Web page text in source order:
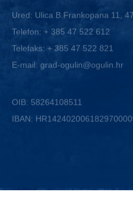
Telefon: + 385 47 522 612
Telefaks:
+ 385 47 522 821
E-mail:
grad-ogulin@ogulin.hr
IBAN: HR1424020061829700009